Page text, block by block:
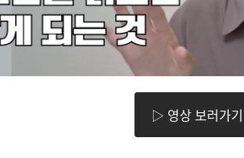
▷ 영상 보러가기